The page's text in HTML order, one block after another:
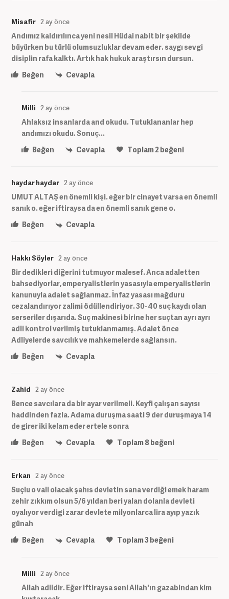
Misafir 2 ay önce
Andımız kaldırılınca yeni nesil Hüdai nabit bir şekilde
büyürken bu türlü olumsuzluklar devam eder. saygı sevgi
disiplin rafa kalktı. Artık hak hukuk araştırsın dursun.
Beğen
Cevapla
Milli 2 ay önce
Ahlaksız insanlarda and okudu. Tutuklananlar hep
andımızı okudu. Sonuç...
Beğen
Cevapla Toplam2beğeni
haydar haydar 2 ay önce
UMUT ALTAŞ en önemli kişi. eğer bir cinayet varsa en önemli
sanık o. eğer iftiraysa da en önemli sanık gene o.
Beğen
Cevapla
Hakkı Söyler 2 ay önce
Bir dedikleri diğerini tutmuyor malesef. Anca adaletten
bahsediyorlar, emperyalistlerin yasasıyla emperyalistlerin
kanunuyla adalet sağlanmaz. İnfaz yasası mağduru
cezalandırıyor zalimi ödüllendiriyor. 30-40 suç kaydı olan
serseriler dışarıda. Suç makinesi birine her suçtan ayrı ayrı
adli kontrol verilmiş tutuklanmamış. Adalet önce
Adliyelerde savcılık ve mahkemelerde sağlansın.
Beğen
Cevapla
Zahid 2 ay önce
Bence savcılara da bir ayar verilmeli. Keyfi çalışan sayısı
haddinden fazla. Adama duruşma saati 9 der duruşmaya 14
de girer iki kelam eder ertele sonra
Beğen
Cevapla Toplam8beğeni
Erkan 2 ay önce
Suçlu o vali olacak şahıs devletin sana verdiği emek haram
zehir zıkkım olsun 5/6 yıldan beri yalan dolanla devleti
oyalıyor verdigi zarar devlete milyonlarca lira ayıp yazık
günah
Beğen
Cevapla Toplam3beğeni
Milli 2 ay önce
Allah adildir. Eğer iftiraysa seni Allah'ın gazabindan kim